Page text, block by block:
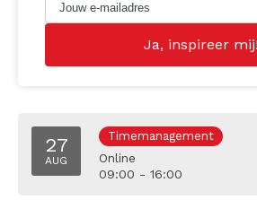
27
AUG
Timemanagement
Online
09:00 - 16:00